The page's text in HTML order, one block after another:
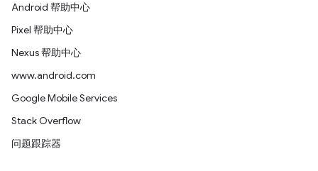
Android 帮助中心
Pixel 帮助中心
Nexus 帮助中心
www.android.com
Google Mobile Services
Stack Overflow
问题跟踪器